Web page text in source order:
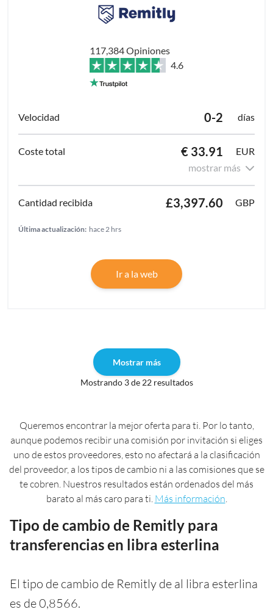
117,384 Opiniones
4.6
0-2 días
€ 33.91
EUR
mostrar más
£3,397.60 GBP
Última actualización: hace 2 hrs
Ir a la web
Mostrar más
Mostrando 3 de 22 resultados
Queremos encontrar la mejor oferta para ti. Por lo tanto,
aunque podemos recibir una comisión por invitación si eliges
uno de estos proveedores, esto no afectará a la clasificación
del proveedor, a los tipos de cambio ni a las comisiones que se
te cobren. Nuestros resultados están ordenados del más
barato al más caro para ti. Más información
Tipo de cambio de Remitly para
transferencias en libra esterlina
El tipo de cambio de Remitly de al libra esterlina
es de 0,8566.